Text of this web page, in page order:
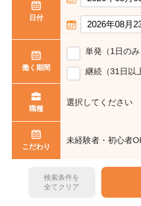
日付
働く期間
単発（1日のみ
継続（31日以
職種
選択してください
こだわり
未経験者・初心者
検索条件を
全てクリア